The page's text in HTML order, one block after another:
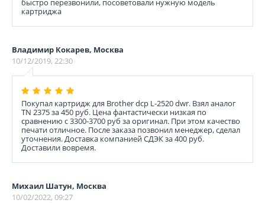
быстро перезвонили, посоветовали нужную модель
картриджа
Владимир Кокарев, Москва
10/12/2019, 22:30
Покупал картридж для Brother dcp L-2520 dwr. Взял аналог
TN 2375 за 450 руб. Цена фантастически низкая по
сравнению с 3300-3700 руб за оригинал. При этом качество
печати отличное. После заказа позвонил менеджер, сделал
уточнения. Доставка компанией СДЭК за 400 руб.
Доставили вовремя.
Михаил Шатун, Москва
10/02/2022, 09:27